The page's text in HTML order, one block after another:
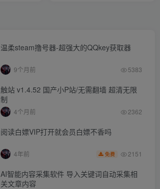
温柔steam撸号器-超强大的QQkey获取器
9个月前 5383
触站 v1.4.52 国产小P站/无需翻墙 超清无限
制
4个月前 2362
阅读白嫖VIP打开就会员白嫖不香吗
4年前 免费 2151
AI智能内容采集软件 导入关键词自动采集相
关文章内容